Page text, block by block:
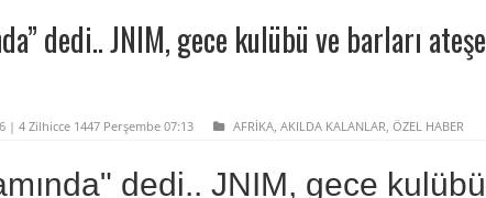
dedi.. JNIM, gece kulübü ve barları ateşe
| 4 Zilhicce 1447 Perşembe 07:13 AFRİKA, AKILDA KALANLAR, ÖZEL HABER
dedi.. JNIM, gece kulübü